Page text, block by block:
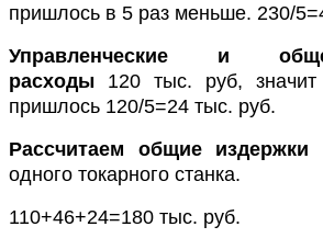
пришлось в 5 раз меньше. 230/
Управленческие и
расходы 120 тыс. руб,
пришлось 120/5=24 тыс. руб.
Рассчитаем общие издержки
одного токарного станка.
110+46+24=180 тыс. руб.